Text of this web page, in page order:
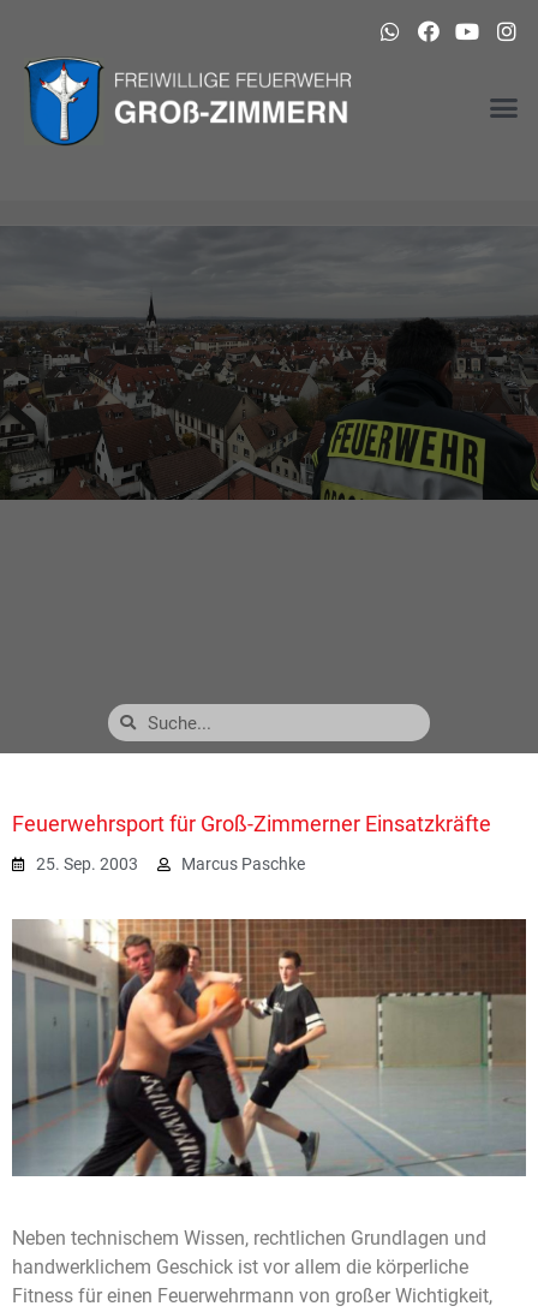
Feuerwehrsport für Groß-Zimmerner Einsatzkräfte
25. Sep. 2003 Marcus Paschke
Neben technischem Wissen, rechtlichen Grundlagen und
handwerklichem Geschick ist vor allem die körperliche
Fitness für einen Feuerwehrmann von großer Wichtigkeit,